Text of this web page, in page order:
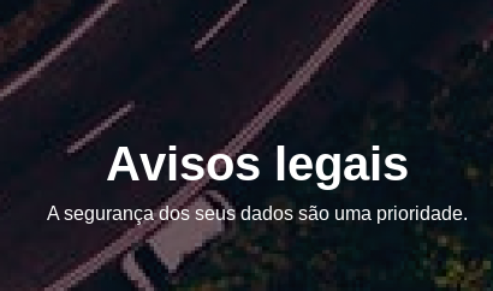
Avisos legais
A segurança dos seus dados são uma prioridade.